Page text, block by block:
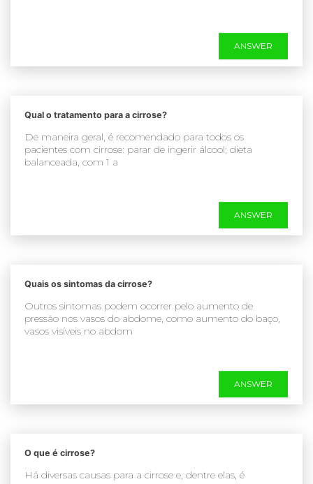
ANSWER
Qual o tratamento para a cirrose?
De maneira geral, é recomendado para todos os
pacientes com cirrose: parar de ingerir álcool; dieta
balanceada, com 1 a
ANSWER
Quais os sintomas da cirrose?
Outros sintomas podem ocorrer pelo aumento de
pressão nos vasos do abdome, como aumento do baço,
vasos visíveis no abdom
ANSWER
O que é cirrose?
Há diversas causas para a cirrose e, dentre elas, é